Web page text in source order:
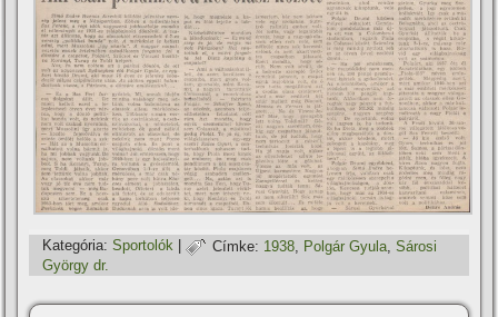
Kategória: Sportolók | Címke: 1938 Polgár Gyula ,Sárosi
György dr.